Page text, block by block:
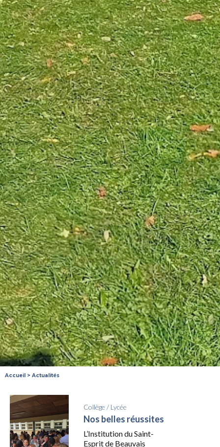
Accueil > Actualités
Collège / Lycée
Nos belles réussites
L’Institution du Saint-
Esprit de Beauvais